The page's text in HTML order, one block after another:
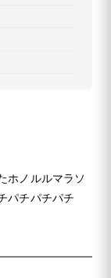
ホノルルマラソ
パチパチパチ